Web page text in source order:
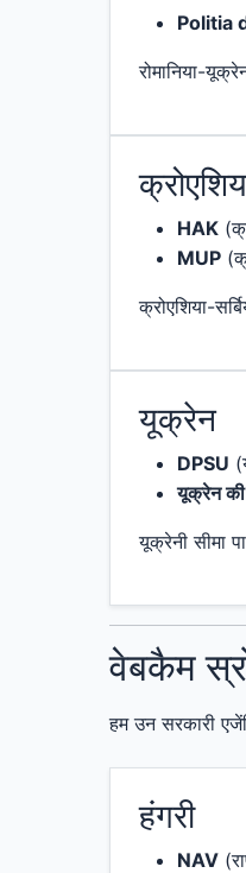
Politia
रोमानिया-
HAK
MUP
क्रोएशिया-
यूक्रेन
DPSU
यूक्रेन की
यूक्रेनी सीमा
वेबकैम
हम उन सरकारी
हंगरी
NAV